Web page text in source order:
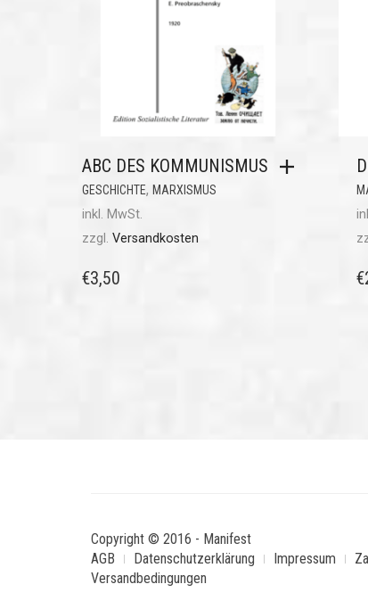
ABC DES KOMMUNISMUS
GESCHICHTE, MARXISMUS
inkl. MwSt.
zzgl. Versandkosten
€3,50 €
Copyright © 2016 - Manifest
AGB
Datenschutzerklärung Impressum
Versandbedingungen